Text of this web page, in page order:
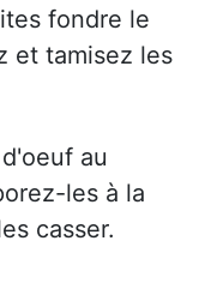
fondre le
et tamisez les
au
les à la
casser.